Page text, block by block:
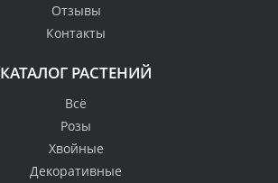
Отзывы
Контакты
КАТАЛОГ РАСТЕНИЙ
Всё
Розы
Хвойные
Декоративные